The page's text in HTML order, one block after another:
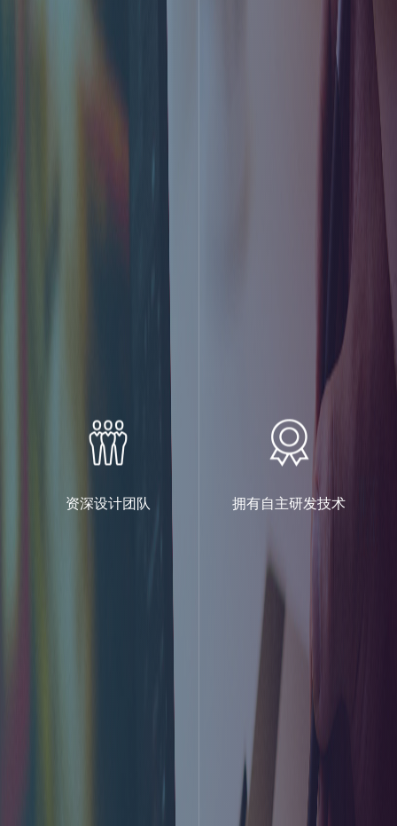
资深设计团队 拥有自主研发技术